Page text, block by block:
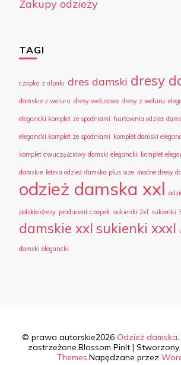
Zakupy odzieży
TAGI
czapka z alpaki dres damski dresy
damskie z weluru dresy welurowe dresy z weluru
elegancki komplet ze spodniami hurtownia odzież
elegancki komplet ze spodniami komplet damski
komplet dwuczęściowy damski elegancki komplet
damskie letnia odzież damska plus size modne dresy
odzież damska xxl
polskie dresy producent czapek sukienki 2xl sukienki
damskie xxl sukienki xxxl
damski elegancki
© prawa autorskie2026 Odzież damska
zastrzeżone.Blossom PinIt |
Themes.Napędzane przez